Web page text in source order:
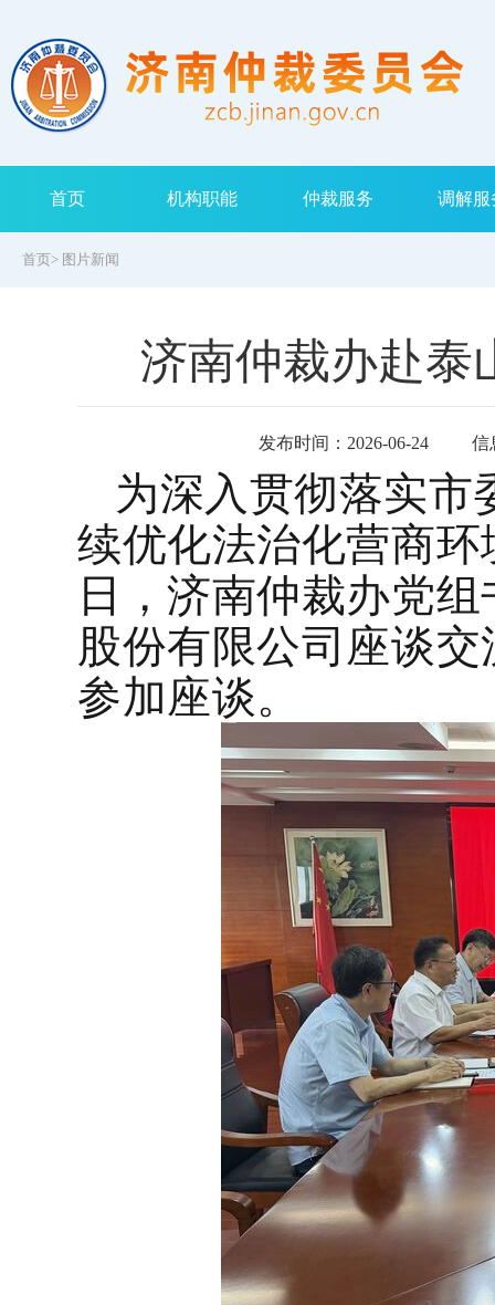
首页 机构职能 仲裁服务 调解服
首页> 图片新闻
济南仲裁办赴泰
发布时间：2026-06-24 信
为深入贯彻落实市
续优化法治化营商
日，济南仲裁办党
股份有限公司座谈
参加座谈。